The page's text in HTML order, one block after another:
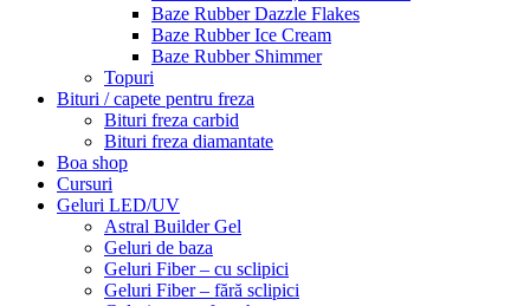
Baze Rubber Dazzle Flakes
Baze Rubber Ice Cream
Baze Rubber Shimmer
Topuri
Bituri / capete pentru freza
Bituri freza carbid
Bituri freza diamantate
Boa shop
Cursuri
Geluri LED/UV
Astral Builder Gel
Geluri de baza
Geluri Fiber – cu sclipici
Geluri Fiber – fără sclipici